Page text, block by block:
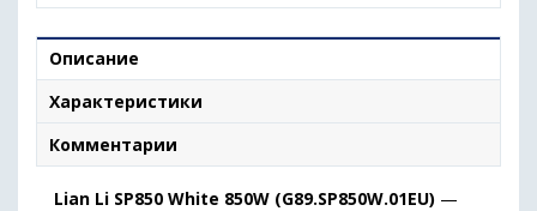
Описание
Характеристики
Комментарии
Lian Li SP850 White 850W (G89.SP850W.01EU) —